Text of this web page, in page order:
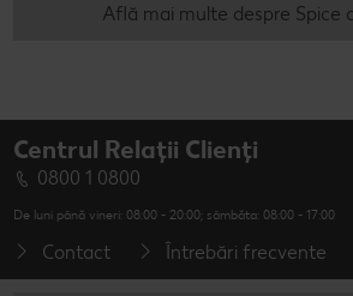
Află mai multe despre Spice
Centrul Relații Clienți
0800 1 0800
De luni până vineri: 08:00 - 20:00; sâmbăta: 08:00 - 17:00
Contact Întrebări frecvente